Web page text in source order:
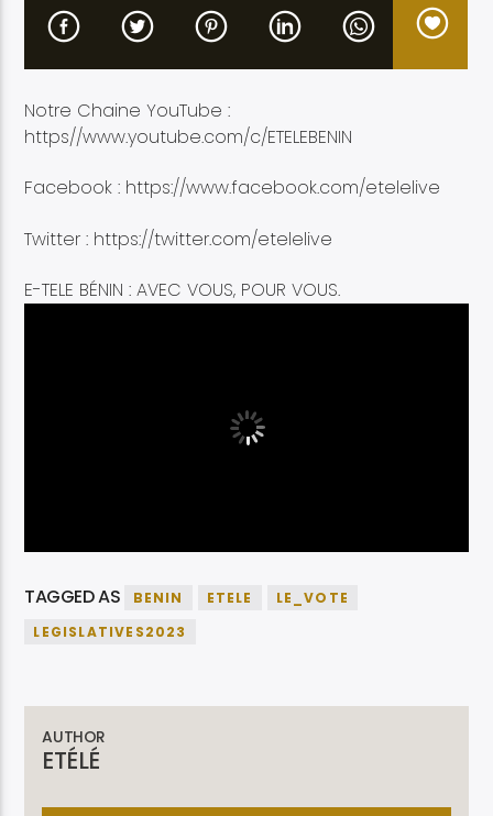
Title
Artist
Notre Chaine YouTube :
https//www.youtube.com/c/ETELEBENIN
Facebook : https://www.facebook.com/etelelive
Twitter : https://twitter.com/etelelive
E-TELE BÉNIN : AVEC VOUS, POUR VOUS.
TAGGED AS BENIN ETELE
LE_VOTE
LEGISLATIVES2023
AUTHOR
ETÉLÉ